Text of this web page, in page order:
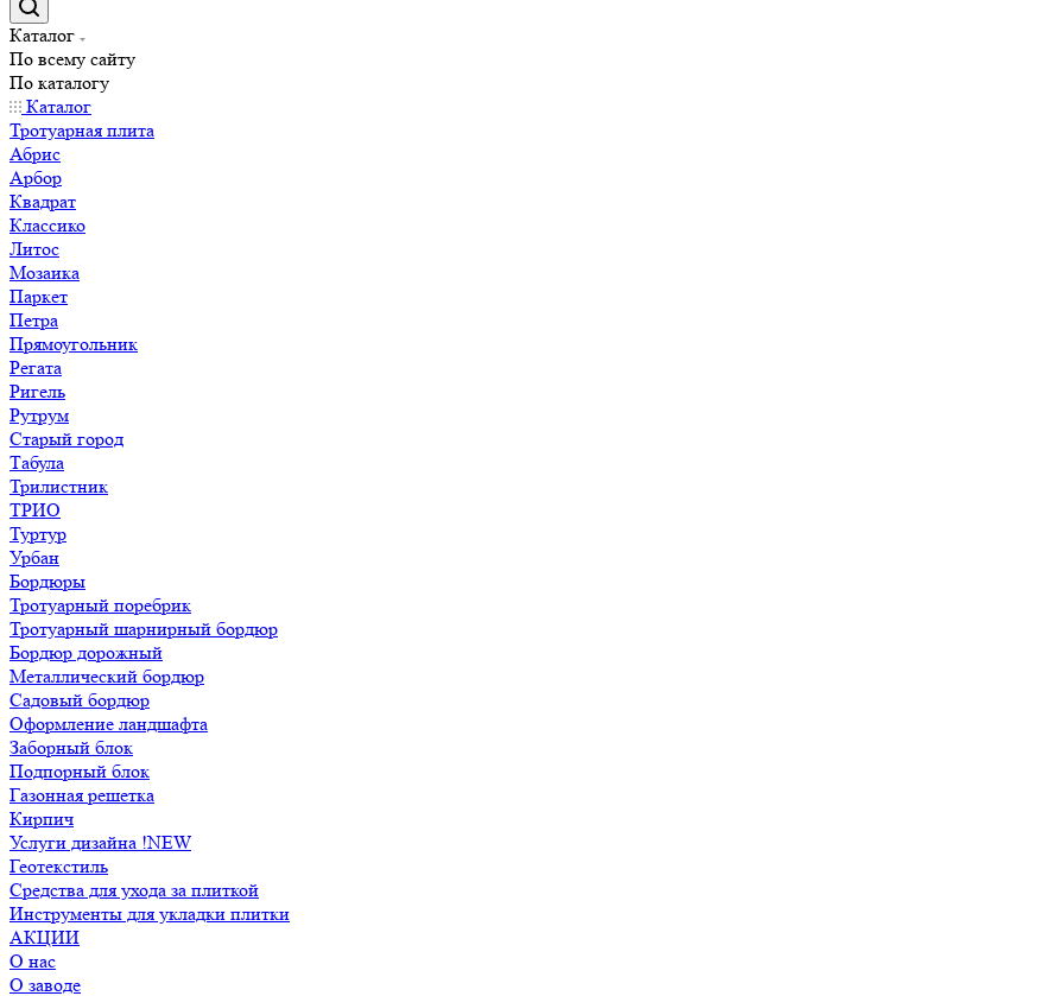
Каталог
По всему сайту
По каталогу
Каталог
Тротуарная плита
Абрис
Арбор
Квадрат
Классико
Литос
Мозаика
Паркет
Петра
Прямоугольник
Регата
Ригель
Рутрум
Старый город
Табула
Трилистник
ТРИО
Туртур
Урбан
Бордюры
Тротуарный поребрик
Тротуарный шарнирный бордюр
Бордюр дорожный
Металлический бордюр
Садовый бордюр
Оформление ландшафта
Заборный блок
Подпорный блок
Газонная решетка
Кирпич
Услуги дизайна !NEW
Геотекстиль
Средства для ухода за плиткой
Инструменты для укладки плитки
АКЦИИ
О нас
О заводе